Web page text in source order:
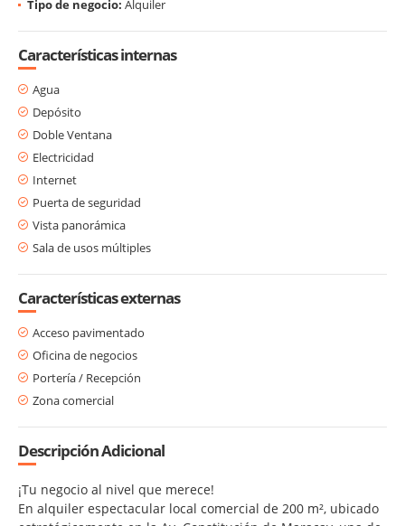
Tipo de negocio: Alquiler
Características internas
Agua
Depósito
Doble Ventana
Electricidad
Internet
Puerta de seguridad
Vista panorámica
Sala de usos múltiples
Características externas
Acceso pavimentado
Oficina de negocios
Portería / Recepción
Zona comercial
Descripción Adicional
¡Tu negocio al nivel que merece!
En alquiler espectacular local comercial de 200 m², ubicado